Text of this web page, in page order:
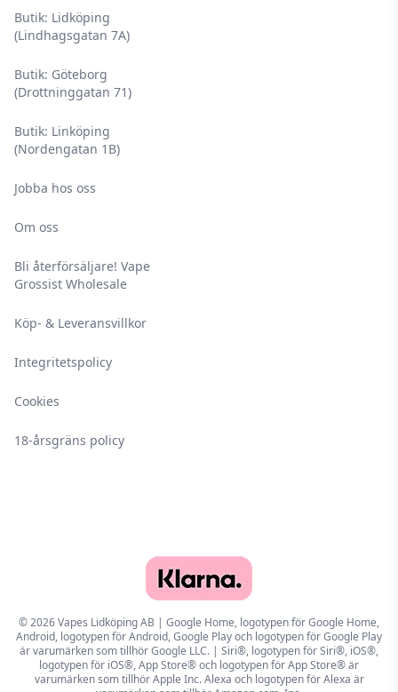
Butik: Lidköping
(Lindhagsgatan 7A)
Butik: Göteborg
(Drottninggatan 71)
Butik: Linköping
(Nordengatan 1B)
Jobba hos oss
Om oss
Bli återförsäljare! Vape
Grossist Wholesale
Köp- & Leveransvillkor
Integritetspolicy
Cookies
18-årsgräns policy
© 2026 Vapes Lidköping AB | Google Home, logotypen för Google Home,
Android, logotypen för Android, Google Play och logotypen för Google Play
är varumärken som tillhör Google LLC. | Siri®, logotypen för Siri®, iOS®,
logotypen för iOS®, App Store® och logotypen för App Store® är
varumärken som tillhör Apple Inc. Alexa och logotypen för Alexa är